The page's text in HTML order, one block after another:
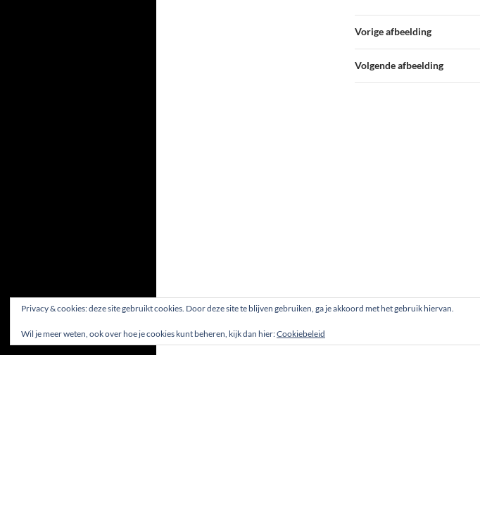
Vorige afbeelding
Volgende afbeelding
Privacy & cookies: deze site gebruikt cookies. Door deze site te blijven gebruiken, ga je akkoord met het gebruik hiervan.
Wil je meer weten, ook over hoe je cookies kunt beheren, kijk dan hier:Cookiebeleid